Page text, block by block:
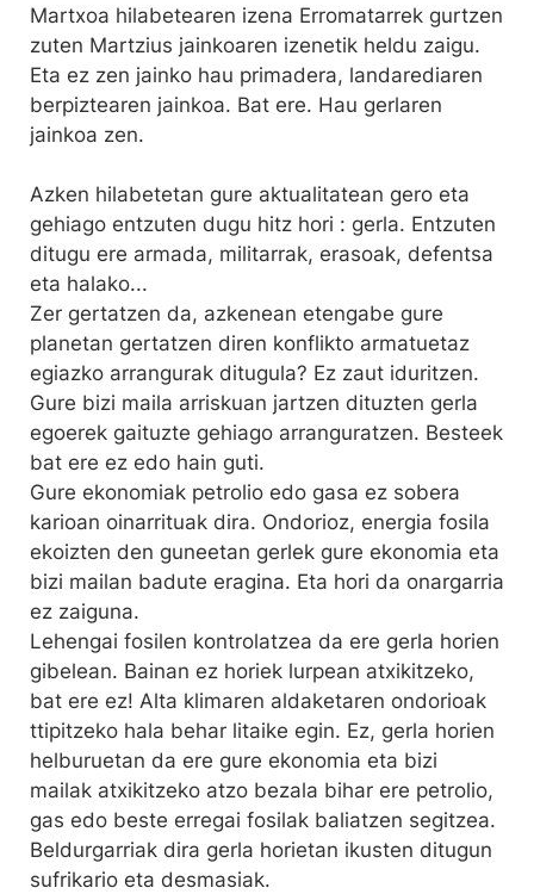
Martxoa hilabetearen izena Erromatarrek gurtzen
zuten Martzius jainkoaren izenetik heldu zaigu.
Eta ez zen jainko hau primadera, landarediaren
berpiztearen jainkoa. Bat ere. Hau gerlaren
jainkoa zen.
Azken hilabetetan gure aktualitatean gero eta
gehiago entzuten dugu hitz hori : gerla. Entzuten
ditugu ere armada, militarrak, erasoak, defentsa
eta halako...
Zer gertatzen da, azkenean etengabe gure
planetan gertatzen diren konflikto armatuetaz
egiazko arrangurak ditugula? Ez zaut iduritzen.
Gure bizi maila arriskuan jartzen dituzten gerla
egoerek gaituzte gehiago arranguratzen. Besteek
bat ere ez edo hain guti.
Gure ekonomiak petrolio edo gasa ez sobera
karioan oinarrituak dira. Ondorioz, energia fosila
ekoizten den guneetan gerlek gure ekonomia eta
bizi mailan badute eragina. Eta hori da onargarria
ez zaiguna.
Lehengai fosilen kontrolatzea da ere gerla horien
gibelean. Bainan ez horiek lurpean atxikitzeko,
bat ere ez! Alta klimaren aldaketaren ondorioak
ttipitzeko hala behar litaike egin. Ez, gerla horien
helburuetan da ere gure ekonomia eta bizi
mailak atxikitzeko atzo bezala bihar ere petrolio,
gas edo beste erregai fosilak baliatzen segitzea.
Beldurgarriak dira gerla horietan ikusten ditugun
sufrikario eta desmasiak.